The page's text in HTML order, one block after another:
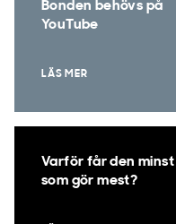
Bonden behövs på
YouTube
LÄS MER
Varför får den minst
som gör mest?